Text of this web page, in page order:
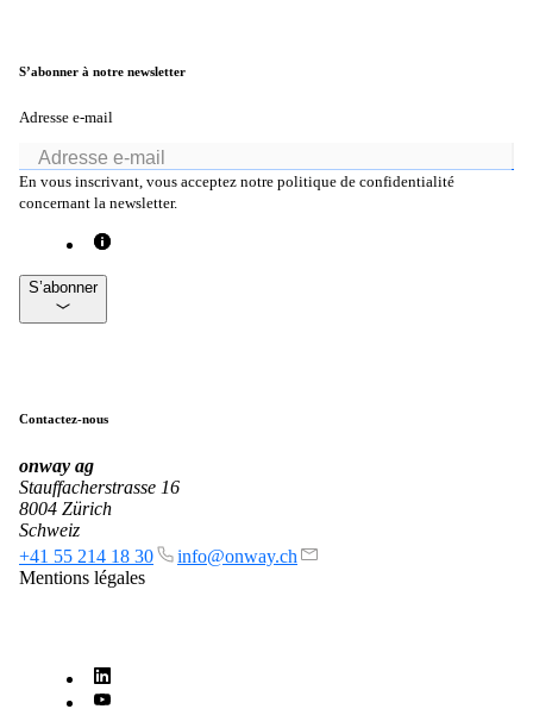
S’abonner à notre newsletter
Adresse e-mail
En vous inscrivant, vous acceptez notre politique de confidentialité
concernant la newsletter.
S’abonner
Contactez-nous
onway ag
Stauffacherstrasse 16
8004 Zürich
Schweiz
+41 55 214 18 30
info@onway.ch
Mentions légales